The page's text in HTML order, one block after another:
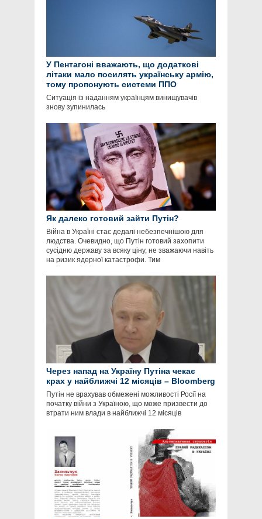
У Пентагоні вважають, що додаткові
літаки мало посилять українську армію,
тому пропонують системи ППО
Ситуація із наданням українцям винищувачів
знову зупинилась
Як далеко готовий зайти Путін?
Війна в Україні стає дедалі небезпечнішою для
людства. Очевидно, що Путін готовий захопити
сусідню державу за всяку ціну, не зважаючи навіть
на ризик ядерної катастрофи. Тим
Через напад на Україну Путіна чекає
крах у найближчі 12 місяців – Bloomberg
Путін не врахував обмежені можливості Росії на
початку війни з Україною, що може призвести до
втрати ним влади в найближчі 12 місяців